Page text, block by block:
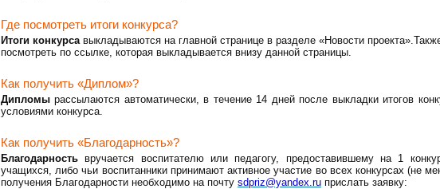
Где посмотреть итоги конкурса?
Итоги конкурсавыкладываются на главной странице в разделе «Новости проекта».
посмотреть по ссылке, которая выкладывается внизу данной страницы.
Как получить «Диплом»?
Дипломы рассылаются автоматически, в течение 14 дней после выкладки итогов
условиями конкурса.
Как получить «Благодарность»?
Благодарность вручается воспитателю или педагогу, предоставившему на 1
учащихся, либо чьи воспитанники принимают активное участие во всех конкурсах (не
получения Благодарности необходимо на почту sdpriz@yandex.ru прислать заявку: